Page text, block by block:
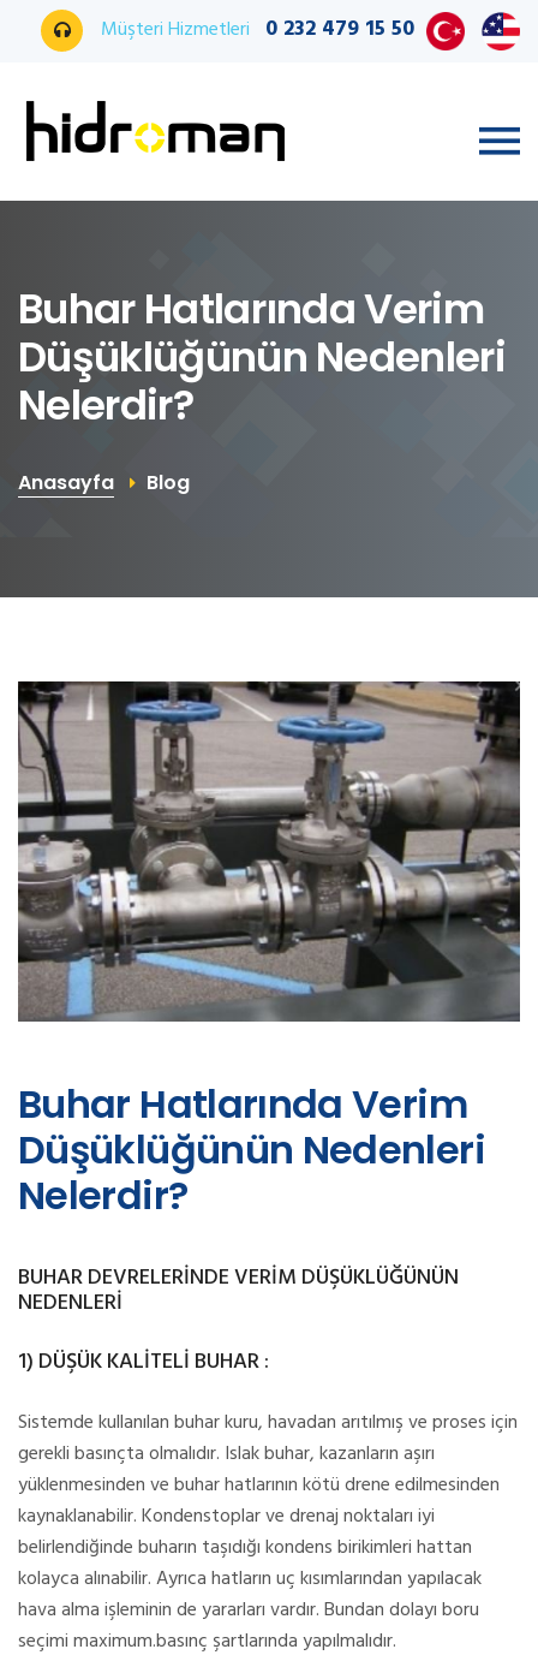
Müşteri Hizmetleri 0 232 479 15 50
Buhar Hatlarında Verim
Düşüklüğünün Nedenleri
Nelerdir?
Anasayfa Blog
Buhar Hatlarında Verim
Düşüklüğünün Nedenleri
Nelerdir?
BUHAR DEVRELERİNDE VERİM DÜŞÜKLÜĞÜNÜN
NEDENLERİ
1) DÜŞÜK KALİTELİ BUHAR :
Sistemde kullanılan buhar kuru, havadan arıtılmış ve proses için
gerekli basınçta olmalıdır. Islak buhar, kazanların aşırı
yüklenmesinden ve buhar hatlarının kötü drene edilmesinden
kaynaklanabilir. Kondenstoplar ve drenaj noktaları iyi
belirlendiğinde buharın taşıdığı kondens birikimleri hattan
kolayca alınabilir. Ayrıca hatların uç kısımlarından yapılacak
hava alma işleminin de yararları vardır. Bundan dolayı boru
seçimi maximum.basınç şartlarında yapılmalıdır.